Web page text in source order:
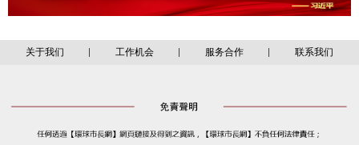
关于我们 工作机会 服务合作 联系我们